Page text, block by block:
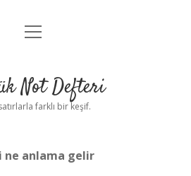
Anasayfa
Yasal Uyarı
menüyü
Not Defteri
farklı bir keşif.
ne anlama gelir